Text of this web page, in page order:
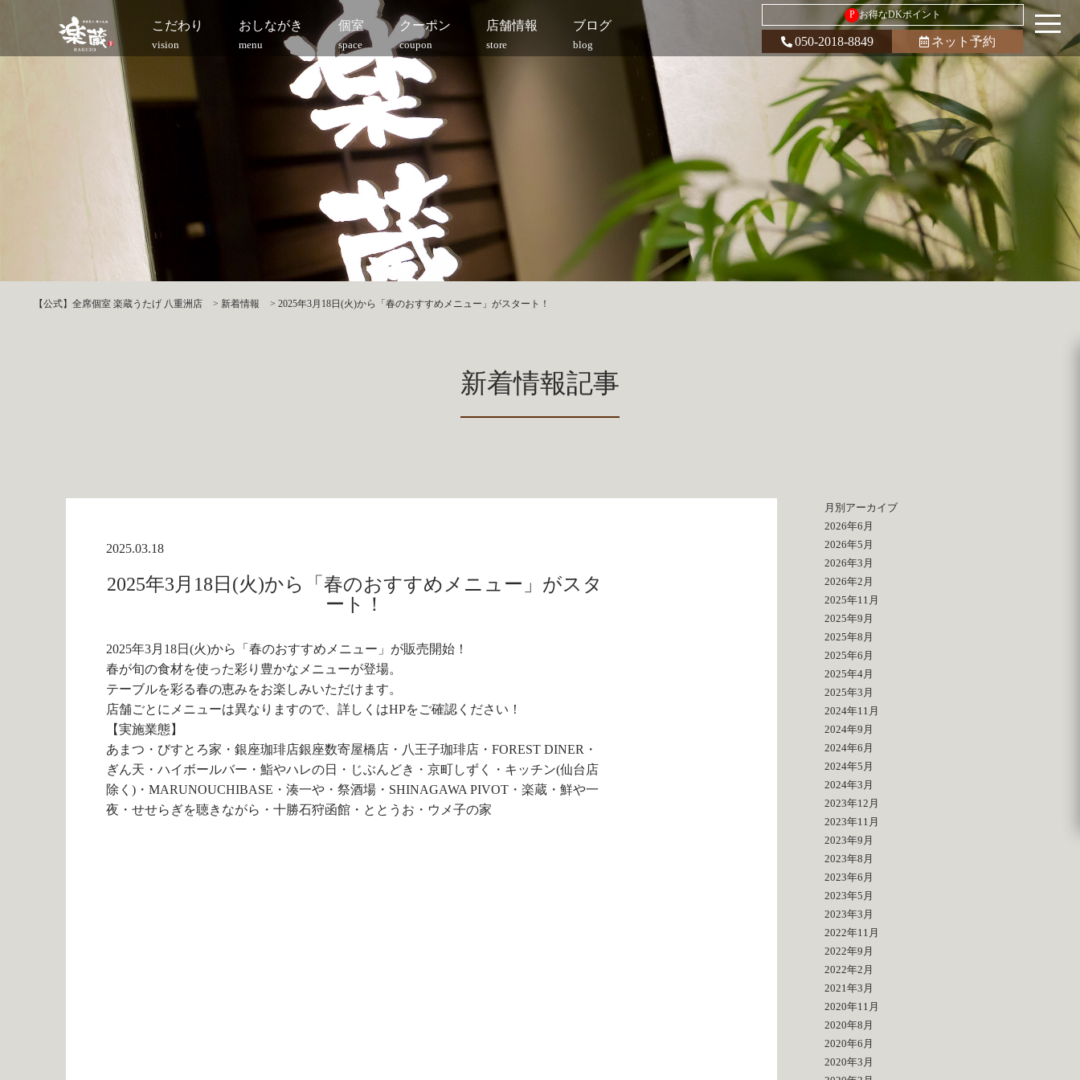
こだわり
vision
おしながき
menu
個室
space
クーポン
coupon
店舗情報
store
ブログ
blog
P お得なDKポイント
050-2018-8849 ネット予約
【公式】全席個室 楽蔵うたげ 八重洲店 > 新着情報 > 2025年3月18日(火)から「春のおすすめメニュー」がスタート！
新着情報記事
2025.03.18
2025年3月18日(火)から「春のおすすめメニュー」がスタ
ート！
2025年3月18日(火)から「春のおすすめメニュー」が販売開始！
春が旬の食材を使った彩り豊かなメニューが登場。
テーブルを彩る春の恵みをお楽しみいただけます。
店舗ごとにメニューは異なりますので、詳しくはHPをご確認ください！
【実施業態】
あまつ・びすとろ家・銀座珈琲店銀座数寄屋橋店・八王子珈琲店・FOREST DINER・
ぎん天・ハイボールバー・鮨やハレの日・じぶんどき・京町しずく・キッチン(仙台店
除く)・MARUNOUCHIBASE・湊一や・祭酒場・SHINAGAWA PIVOT・楽蔵・鮮や一
夜・せせらぎを聴きながら・十勝石狩函館・ととうお・ウメ子の家
月別アーカイブ
2026年6月
2026年5月
2026年3月
2026年2月
2025年11月
2025年9月
2025年8月
2025年6月
2025年4月
2025年3月
2024年11月
2024年9月
2024年6月
2024年5月
2024年3月
2023年12月
2023年11月
2023年9月
2023年8月
2023年6月
2023年5月
2023年3月
2022年11月
2022年9月
2022年2月
2021年3月
2020年11月
2020年8月
2020年6月
2020年3月